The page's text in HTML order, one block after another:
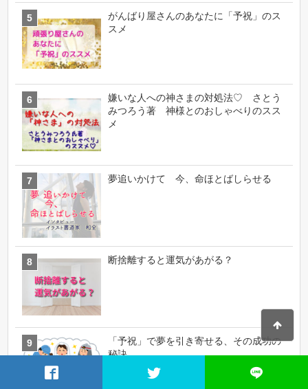
がんばり屋さんのあなたに「予祝」のス
スメ
嫌いな人への神さまの対処法♡ さとう
みつろう著 神様とのおしゃべりのスス
メ
夢追いかけて 今、命ほとばしらせる
断捨離すると運気があがる？
「予祝」で夢を引き寄せる、その成功の
秘訣